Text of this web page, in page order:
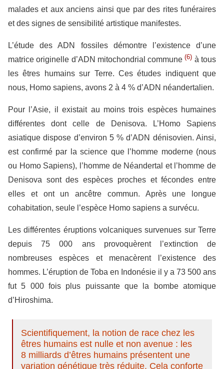
malades et aux anciens ainsi que par des rites funéraires
et des signes de sensibilité artistique manifestes.
L’étude des ADN fossiles démontre l’existence d’une
matrice originelle d’ADN mitochondrial commune(6) à tous
les êtres humains sur Terre. Ces études indiquent que
nous, Homo sapiens, avons 2 à 4 % d’ADN néandertalien.
Pour l’Asie, il existait au moins trois espèces humaines
différentes dont celle de Denisova. L’Homo Sapiens
asiatique dispose d’environ 5 % d’ADN dénisovien. Ainsi,
est confirmé par la science que l’homme moderne (nous
ou Homo Sapiens), l’homme de Néandertal et l’homme de
Denisova sont des espèces proches et fécondes entre
elles et ont un ancêtre commun. Après une longue
cohabitation, seule l’espèce Homo sapiens a survécu.
Les différentes éruptions volcaniques survenues sur Terre
depuis 75 000 ans provoquèrent l’extinction de
nombreuses espèces et menacèrent l’existence des
hommes. L’éruption de Toba en Indonésie il y a 73 500 ans
fut 5 000 fois plus puissante que la bombe atomique
d’Hiroshima.
Scientifiquement, la notion de race chez les
êtres humains est nulle et non avenue : les
8 milliards d’êtres humains présentent une
variation génétique très réduite. Cela conforte